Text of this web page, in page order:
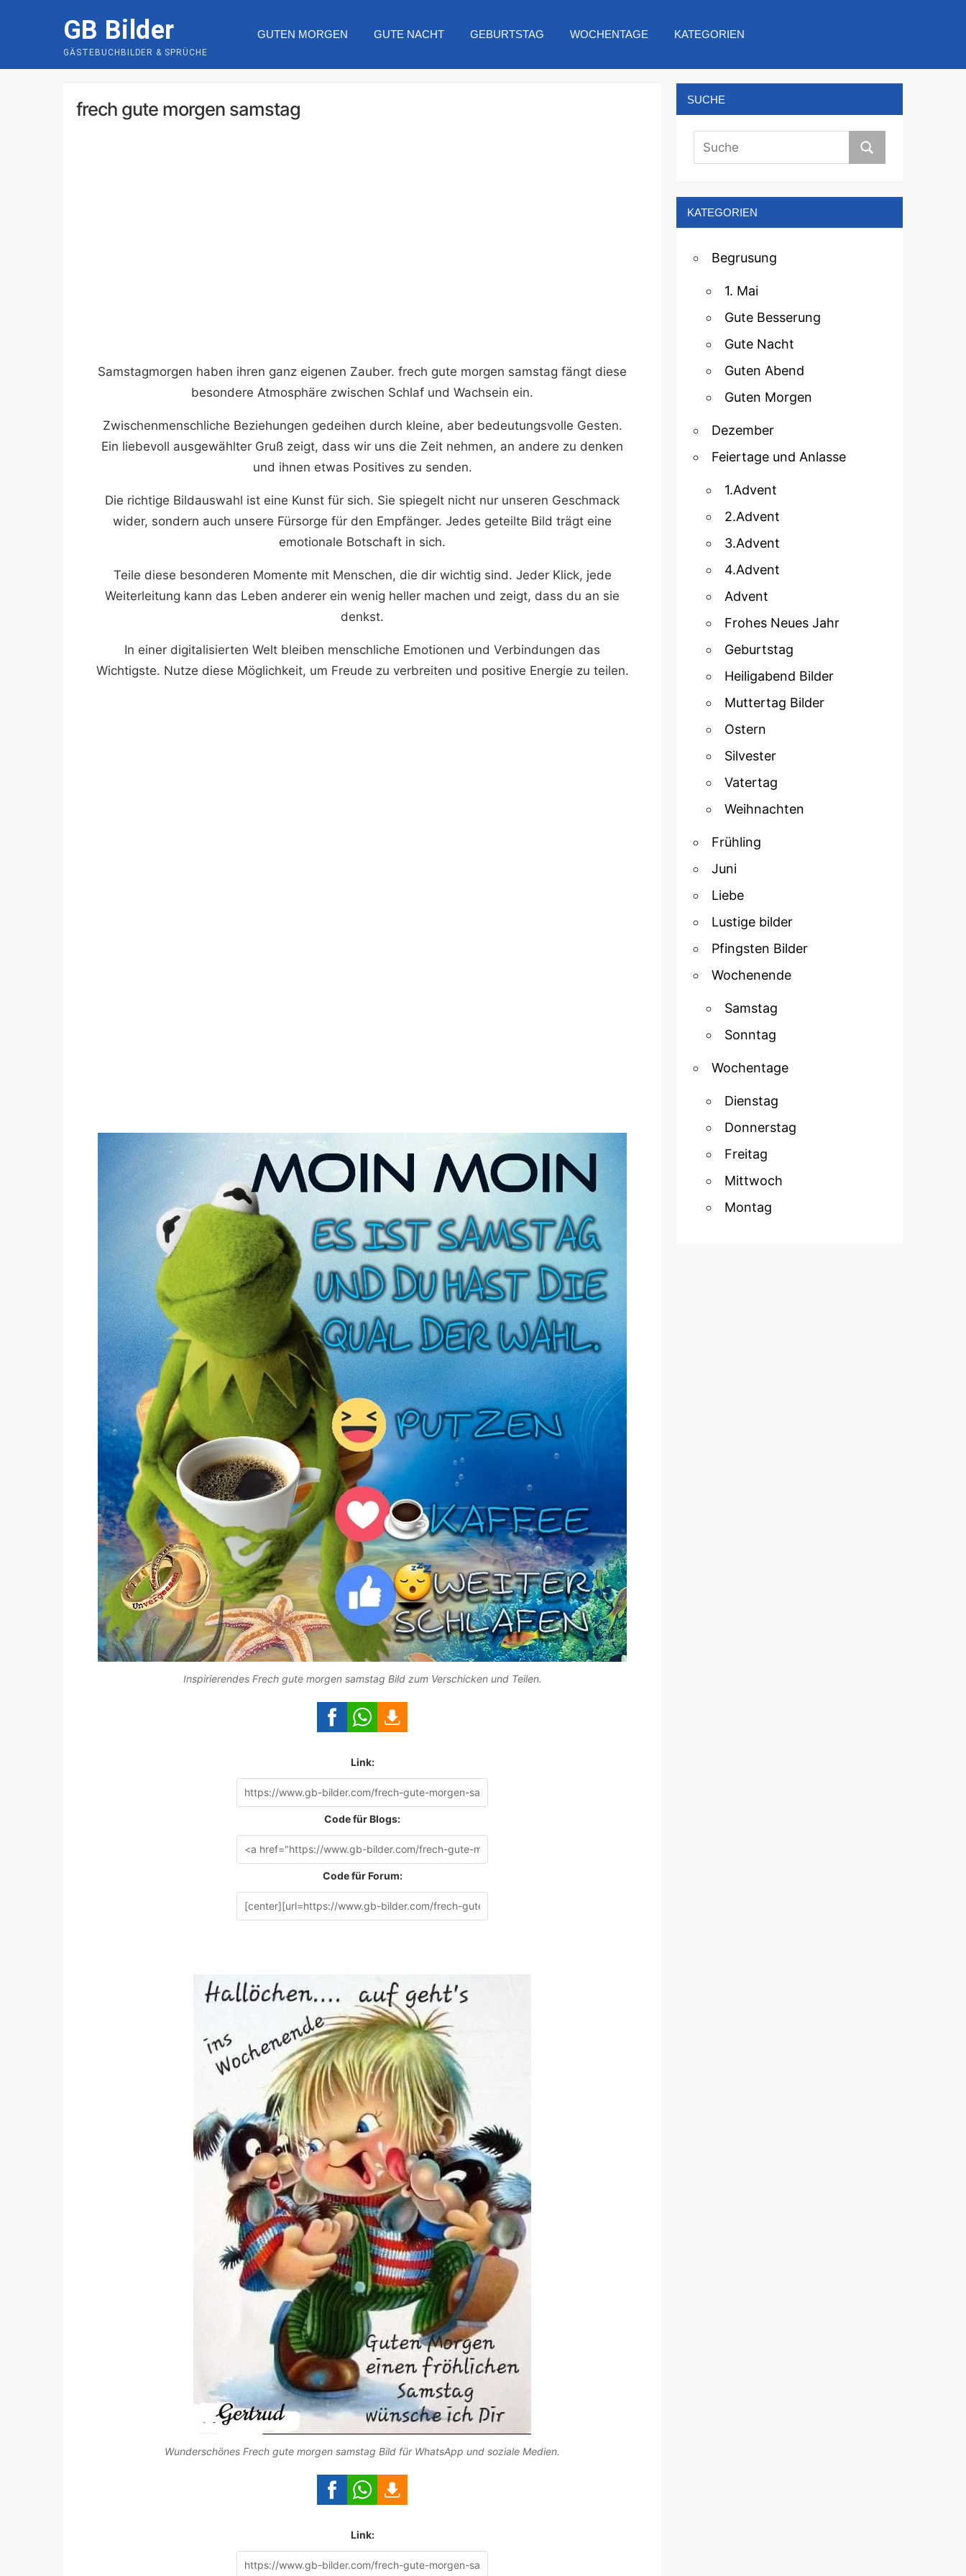
GB Bilder
GÄSTEBUCHBILDER & SPRÜCHE
GUTEN MORGEN GUTE NACHT GEBURTSTAG WOCHENTAGE KATEGORIEN
frech gute morgen samstag
Samstagmorgen haben ihren ganz eigenen Zauber. frech gute morgen samstag fängt diese
besondere Atmosphäre zwischen Schlaf und Wachsein ein.
Zwischenmenschliche Beziehungen gedeihen durch kleine, aber bedeutungsvolle Gesten.
Ein liebevoll ausgewählter Gruß zeigt, dass wir uns die Zeit nehmen, an andere zu denken
und ihnen etwas Positives zu senden.
Die richtige Bildauswahl ist eine Kunst für sich. Sie spiegelt nicht nur unseren Geschmack
wider, sondern auch unsere Fürsorge für den Empfänger. Jedes geteilte Bild trägt eine
emotionale Botschaft in sich.
Teile diese besonderen Momente mit Menschen, die dir wichtig sind. Jeder Klick, jede
Weiterleitung kann das Leben anderer ein wenig heller machen und zeigt, dass du an sie
denkst.
In einer digitalisierten Welt bleiben menschliche Emotionen und Verbindungen das
Wichtigste. Nutze diese Möglichkeit, um Freude zu verbreiten und positive Energie zu teilen.
Inspirierendes Frech gute morgen samstag Bild zum Verschicken und Teilen.
Link:
Code für Blogs:
Code für Forum:
Wunderschönes Frech gute morgen samstag Bild für WhatsApp und soziale Medien.
Link:
SUCHE
KATEGORIEN
Begrusung
1. Mai
Gute Besserung
Gute Nacht
Guten Abend
Guten Morgen
Dezember
Feiertage und Anlasse
1.Advent
2.Advent
3.Advent
4.Advent
Advent
Frohes Neues Jahr
Geburtstag
Heiligabend Bilder
Muttertag Bilder
Ostern
Silvester
Vatertag
Weihnachten
Frühling
Juni
Liebe
Lustige bilder
Pfingsten Bilder
Wochenende
Samstag
Sonntag
Wochentage
Dienstag
Donnerstag
Freitag
Mittwoch
Montag